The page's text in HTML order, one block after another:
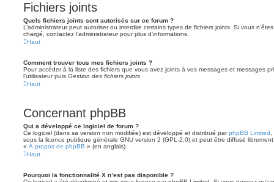
Fichiers joints
Quels fichiers joints sont autorisés sur ce forum ?
L’administrateur peut autoriser ou interdire certains types de fichiers joints. Si vous
chargé, contactez l’administrateur pour plus d’informations.
Haut
Comment trouver tous mes fichiers joints ?
Pour accéder à la liste des fichiers que vous avez joints à vos messages et messages
l’utilisateur puis Gestion des fichiers joints
Haut
Concernant phpBB
Qui a développé ce logiciel de forum ?
Ce logiciel (dans sa version non modifiée) est développé et distribué parphpBB Limited
sous la licence publique générale GNU version 2 (GPL-2.0) et peut être diffusé
« À propos de phpBB » (en anglais).
Haut
Pourquoi la fonctionnalité X n’est pas disponible ?